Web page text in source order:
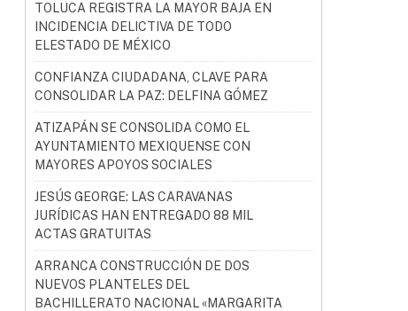
TOLUCA REGISTRA LA MAYOR BAJA EN
INCIDENCIA DELICTIVA DE TODO
ELESTADO DE MÉXICO
CONFIANZA CIUDADANA, CLAVE PARA
CONSOLIDAR LA PAZ: DELFINA GÓMEZ
ATIZAPÁN SE CONSOLIDA COMO EL
AYUNTAMIENTO MEXIQUENSE CON
MAYORES APOYOS SOCIALES
JESÚS GEORGE: LAS CARAVANAS
JURÍDICAS HAN ENTREGADO 88 MIL
ACTAS GRATUITAS
ARRANCA CONSTRUCCIÓN DE DOS
NUEVOS PLANTELES DEL
BACHILLERATO NACIONAL «MARGARITA